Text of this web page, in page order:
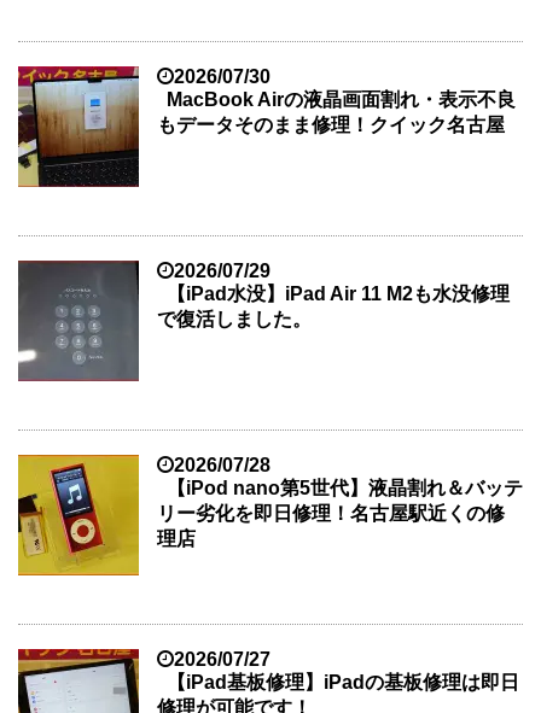
2026/07/30
MacBook Airの液晶画面割れ・表示不良
もデータそのまま修理！クイック名古屋
2026/07/29
【iPad水没】iPad Air 11 M2も水没修理
で復活しました。
2026/07/28
【iPod nano第5世代】液晶割れ＆バッテ
リー劣化を即日修理！名古屋駅近くの修
理店
2026/07/27
【iPad基板修理】iPadの基板修理は即日
修理が可能です！